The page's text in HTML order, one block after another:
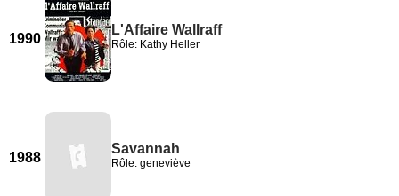
1990
L'Affaire Wallraff
Rôle: Kathy Heller
1988
Savannah
Rôle: geneviève